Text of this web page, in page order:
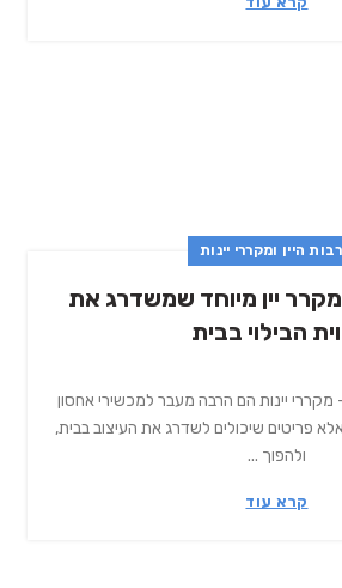
היין ומקררי יינות
יין מיוחד שמשדרג את
הבילוי בבית
- מקררי יינות הם הרבה מעבר למכשירי אחסון
פריטים שיכולים לשדרג את העיצוב בבית,
ולהפוך ...
קרא עוד